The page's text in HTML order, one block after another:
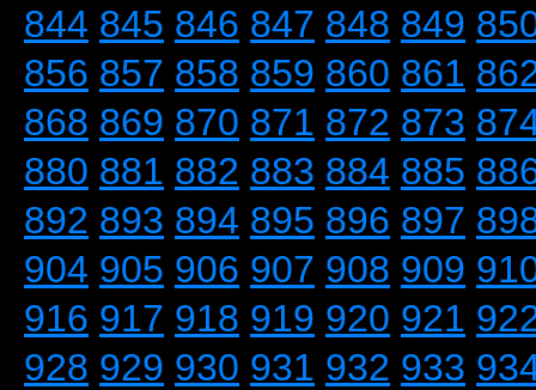
844 845 846 847 848 849
856 857 858 859 860 861
868 869 870 871 872 873
880 881 882 883 884 885
892 893 894 895 896 897
904 905 906 907 908 909
916 917 918 919 920 921
928 929 930 931 932 933